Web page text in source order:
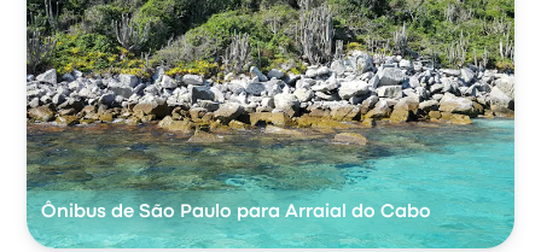
Ônibus de São Paulo para Arraial do Cabo